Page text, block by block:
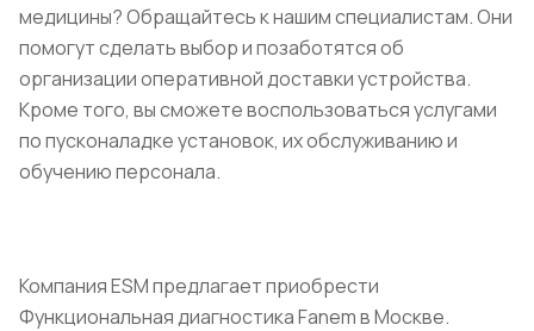
медицины? Обращайтесь к нашим специалистам. Они
помогут сделать выбор и позаботятся об
организации оперативной доставки устройства.
Кроме того, вы сможете воспользоваться услугами
по пусконаладке установок, их обслуживанию и
обучению персонала.
Компания ESM предлагает приобрести
Функциональная диагностика Fanem в Москве.